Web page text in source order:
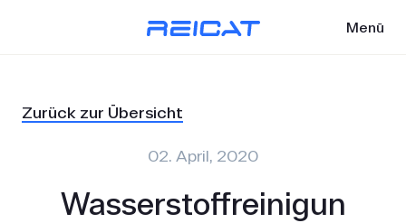
Menü
Zurück zur Übersicht
02. April, 2020
Wasserstoffreinigun